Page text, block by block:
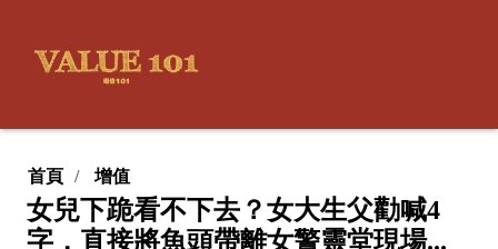
首頁 增值
女兒下跪看不下去？女大生父勸喊4
字，直接將魚頭帶離女警靈堂現場...